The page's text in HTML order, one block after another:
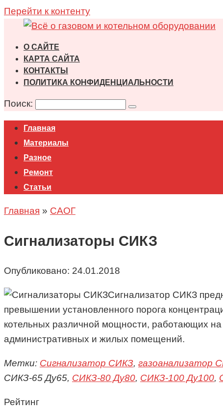
Перейти к контенту
О САЙТЕ
КАРТА САЙТА
КОНТАКТЫ
ПОЛИТИКА КОНФИДЕНЦИАЛЬНОСТИ
Поиск:
Главная
Материалы
Разное
Ремонт
Статьи
Главная » САОГ
Сигнализаторы СИКЗ
Опубликовано: 24.01.2018
Сигнализатор СИКЗ
превышении установленного порога
котельных различной мощности, работающих
административных и жилых помещений.
Метки: Сигнализатор СИКЗ, газоанализатор
СИКЗ-65 Ду65, СИКЗ-80 Ду80, СИКЗ-100 Ду100,
Рейтинг